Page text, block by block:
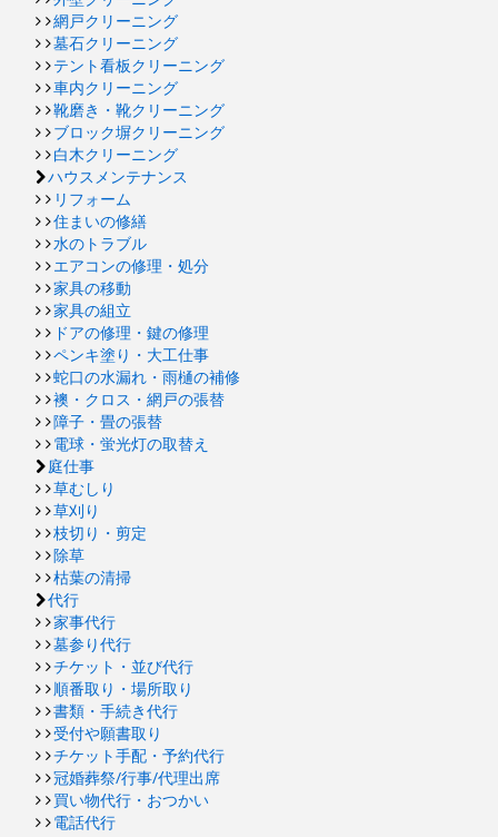
網戸クリーニング
墓石クリーニング
テント看板クリーニング
車内クリーニング
靴磨き・靴クリーニング
ブロック塀クリーニング
白木クリーニング
ハウスメンテナンス
リフォーム
住まいの修繕
水のトラブル
エアコンの修理・処分
家具の移動
家具の組立
ドアの修理・鍵の修理
ペンキ塗り・大工仕事
蛇口の水漏れ・雨樋の補修
襖・クロス・網戸の張替
障子・畳の張替
電球・蛍光灯の取替え
庭仕事
草むしり
草刈り
枝切り・剪定
除草
枯葉の清掃
代行
家事代行
墓参り代行
チケット・並び代行
順番取り・場所取り
書類・手続き代行
受付や願書取り
チケット手配・予約代行
冠婚葬祭/行事/代理出席
買い物代行・おつかい
電話代行